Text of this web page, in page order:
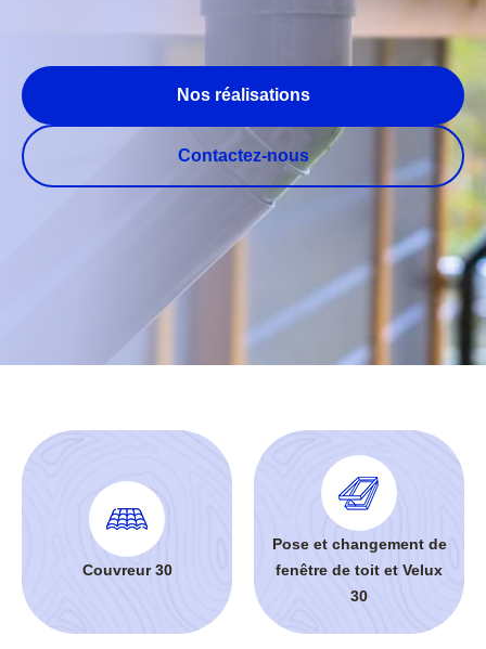
Nos réalisations
Contactez-nous
Couvreur 30
Pose et changement de
fenêtre de toit et Velux
30